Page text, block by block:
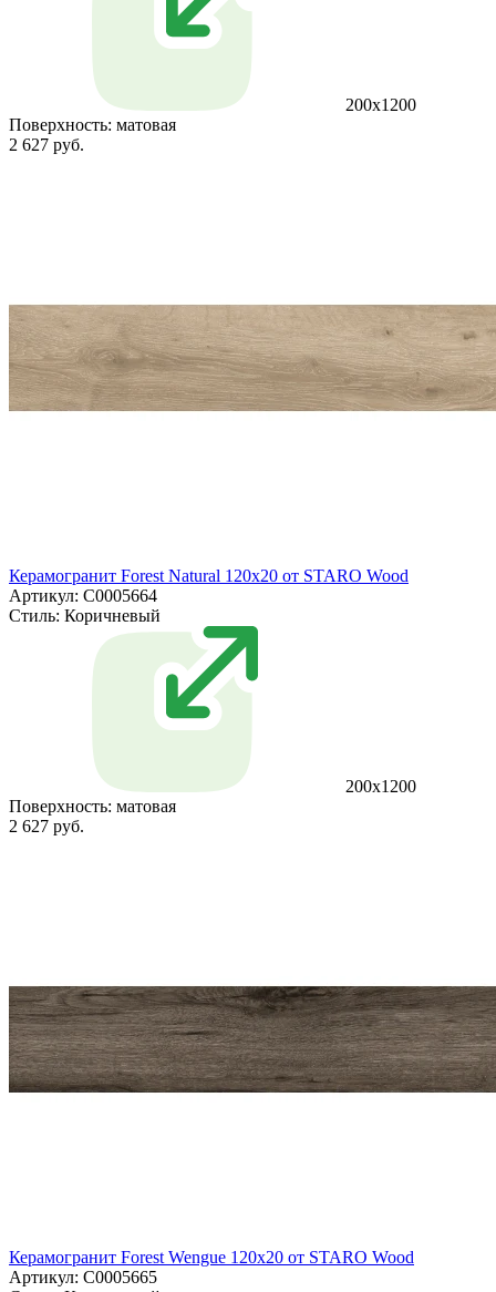
200x1200
Поверхность: матовая
2 627 руб.
Керамогранит Forest Natural 120x20 от STARO Wood
Артикул: С0005664
Стиль: Коричневый
200x1200
Поверхность: матовая
2 627 руб.
Керамогранит Forest Wengue 120x20 от STARO Wood
Артикул: С0005665